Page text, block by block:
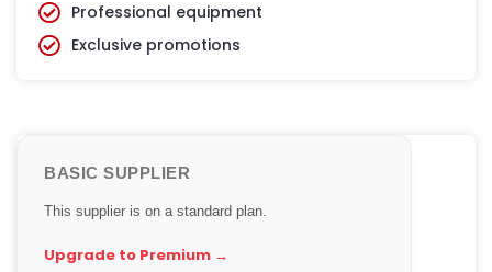
Professional equipment
Exclusive promotions
BASIC SUPPLIER
This supplier is on a standard plan.
Upgrade to Premium →